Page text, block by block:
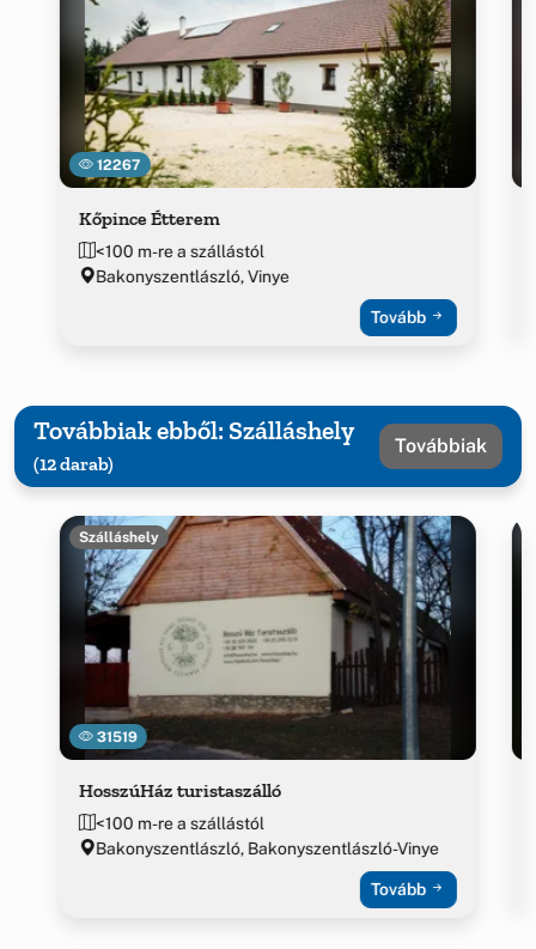
12267
Kőpince Étterem
<100 m-re a szállástól
Bakonyszentlászló, Vinye
Tovább
Továbbiak ebből: Szálláshely
(12 darab)
Továbbiak
31519
Szálláshely
HosszúHáz turistaszálló
<100 m-re a szállástól
Bakonyszentlászló, Bakonyszentlászló-Vinye
Tovább